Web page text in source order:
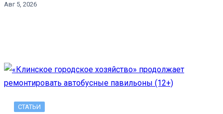
Авг 5, 2026
СТАТЬИ